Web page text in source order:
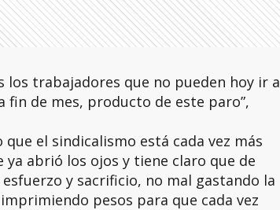
los trabajadores que no pueden hoy ir a
de mes, producto de este paro”,
el sindicalismo está cada vez más
abrió los ojos y tiene claro que de
y sacrificio, no mal gastando la
pesos para que cada vez